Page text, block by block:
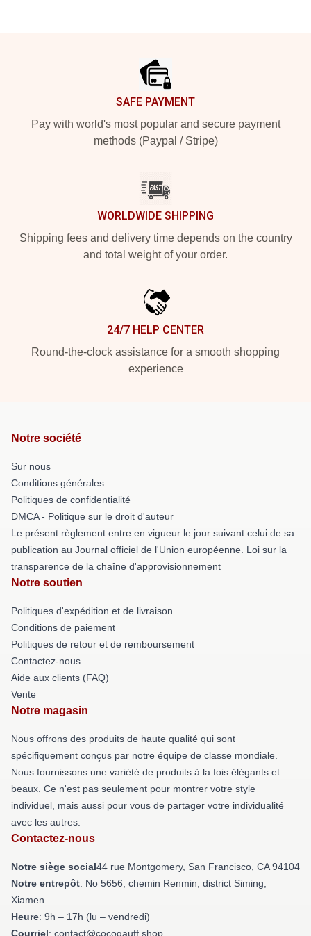
SAFE PAYMENT
Pay with world's most popular and secure payment
methods (Paypal / Stripe)
WORLDWIDE SHIPPING
Shipping fees and delivery time depends on the country
and total weight of your order.
24/7 HELP CENTER
Round-the-clock assistance for a smooth shopping
experience
Notre société
Sur nous
Conditions générales
Politiques de confidentialité
DMCA - Politique sur le droit d'auteur
Le présent règlement entre en vigueur le jour suivant celui de sa
publication au Journal officiel de l'Union européenne. Loi sur la
transparence de la chaîne d'approvisionnement
Notre soutien
Politiques d'expédition et de livraison
Conditions de paiement
Politiques de retour et de remboursement
Contactez-nous
Aide aux clients (FAQ)
Vente
Notre magasin
Nous offrons des produits de haute qualité qui sont
spécifiquement conçus par notre équipe de classe mondiale.
Nous fournissons une variété de produits à la fois élégants et
beaux. Ce n'est pas seulement pour montrer votre style
individuel, mais aussi pour vous de partager votre individualité
avec les autres.
Contactez-nous
Notre siège social44 rue Montgomery, San Francisco, CA 94104
Notre entrepôt: No 5656, chemin Renmin, district Siming,
Xiamen
Heure: 9h – 17h (lu – vendredi)
Courriel: contact@cocogauff.shop